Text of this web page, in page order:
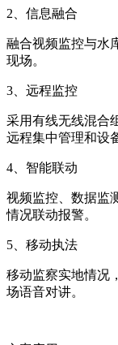
2、信息融合
融合视频监控与水
现场。
3、远程监控
采用有线无线混合
远程集中管理和设
4、智能联动
视频监控、数据监
情况联动报警。
5、移动执法
移动监察实地情况
场语音对讲。